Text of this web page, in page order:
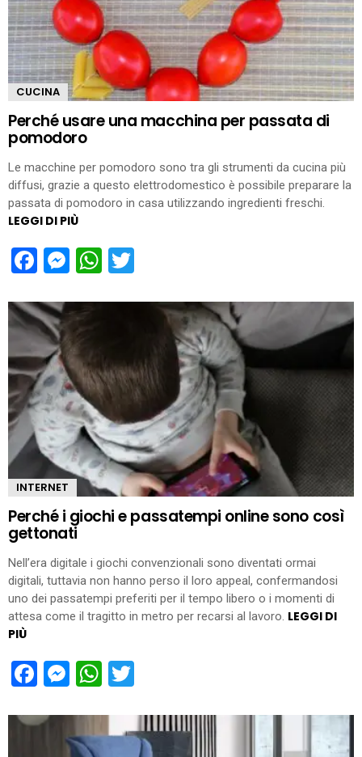
CUCINA
Perché usare una macchina per passata di
pomodoro
Le macchine per pomodoro sono tra gli strumenti da cucina più
diffusi, grazie a questo elettrodomestico è possibile preparare la
passata di pomodoro in casa utilizzando ingredienti freschi.
LEGGI DI PIÙ
Facebook
Messenger
WhatsApp
INTERNET
Perché i giochi e passatempi online sono così
gettonati
Nell’era digitale i giochi convenzionali sono diventati ormai
digitali, tuttavia non hanno perso il loro appeal, confermandosi
uno dei passatempi preferiti per il tempo libero o i momenti di
attesa come il tragitto in metro per recarsi al lavoro. LEGGI DI
PIÙ
Facebook
Messenger
WhatsApp